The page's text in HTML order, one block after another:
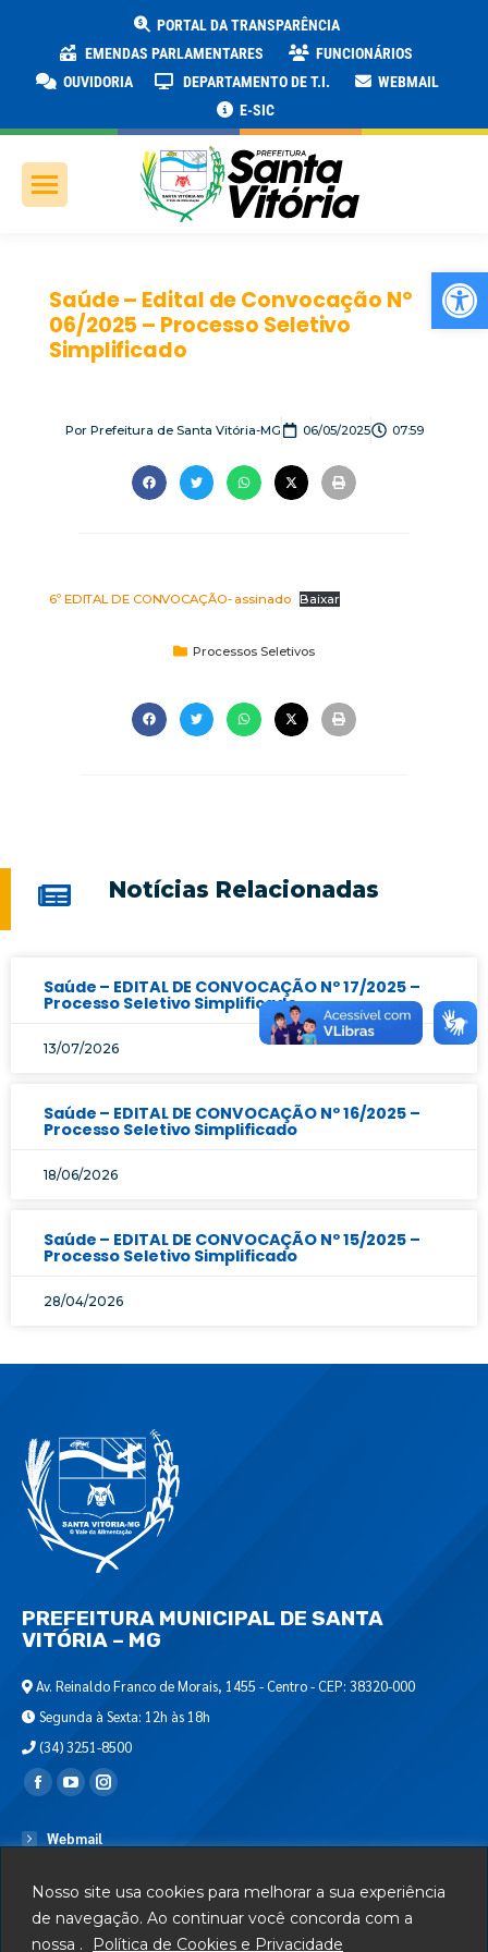
Nosso site usa cookies para melhorar a sua experiência
de navegação. Ao continuar você concorda com a
nossa .
Política de Cookies e Privacidade
PORTAL DA TRANSPARÊNCIA
EMENDAS PARLAMENTARES
FUNCIONÁRIOS
OUVIDORIA
DEPARTAMENTO DE T.I.
WEBMAIL
E-SIC
Saúde – Edital de Convocação Nº
06/2025 – Processo Seletivo
Simplificado
PorPrefeitura de Santa Vitória-MG 06/05/2025 07:59
6º EDITAL DE CONVOCAÇÃO- assinado Baixar
Processos Seletivos
Notícias Relacionadas
Saúde – EDITAL DE CONVOCAÇÃO Nº 17/2025 –
Processo Seletivo Simplificado
13/07/2026
Saúde – EDITAL DE CONVOCAÇÃO Nº 16/2025 –
Processo Seletivo Simplificado
18/06/2026
Saúde – EDITAL DE CONVOCAÇÃO Nº 15/2025 –
Processo Seletivo Simplificado
28/04/2026
PREFEITURA MUNICIPAL DE SANTA
VITÓRIA – MG
Av. Reinaldo Franco de Morais, 1455 - Centro - CEP: 38320-000
Segunda à Sexta: 12h às 18h
(34) 3251-8500
Encontre-nos em:
Webmail
Serviços